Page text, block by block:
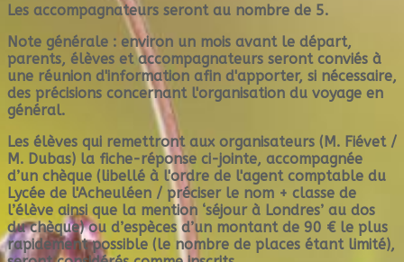
Les accompagnateurs seront au nombre de 5.
Note générale : environ un mois avant le départ,
parents, élèves et accompagnateurs seront conviés à
une réunion d'information afin d'apporter, si nécessaire,
des précisions concernant l'organisation du voyage en
général.
Les élèves qui remettront aux organisateurs (M. Fiévet /
M. Dubas) la fiche-réponse ci-jointe, accompagnée
d’un chèque (libellé à l'ordre de l'agent comptable du
Lycée de l'Acheuléen / préciser le nom + classe de
l’élève ainsi que la mention ‘séjour à Londres’ au dos
du chèque) ou d’espèces d’un montant de 90 € le plus
rapidement possible (le nombre de places étant limité),